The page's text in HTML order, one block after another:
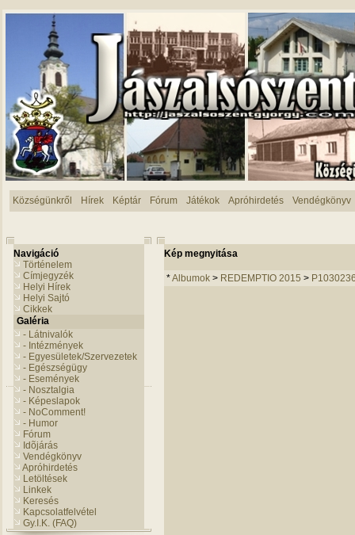
Községünkről Hírek Képtár Fórum Játékok Apróhirdetés Vendégkönyv
Navigáció
Történelem
Címjegyzék
Helyi Hírek
Helyi Sajtó
Cikkek
Galéria
- Látnivalók
- Intézmények
- Egyesületek/Szervezetek
- Egészségügy
- Események
- Nosztalgia
- Képeslapok
- NoComment!
- Humor
Fórum
Idõjárás
Vendégkönyv
Apróhirdetés
Letöltések
Linkek
Keresés
Kapcsolatfelvétel
Gy.I.K. (FAQ)
Kép megnyitása
*Albumok > REDEMPTIO 2015 >